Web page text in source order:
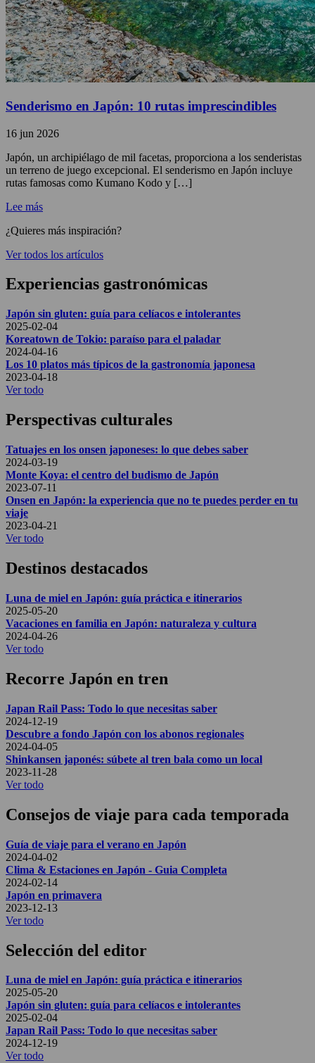
Senderismo en Japón: 10 rutas imprescindibles
16 jun 2026
Japón, un archipiélago de mil facetas, proporciona a los senderistas
un terreno de juego excepcional. El senderismo en Japón incluye
rutas famosas como Kumano Kodo y […]
Lee más
¿Quieres más inspiración?
Ver todos los artículos
Experiencias gastronómicas
Japón sin gluten: guía para celíacos e intolerantes
2025-02-04
Koreatown de Tokio: paraíso para el paladar
2024-04-16
Los 10 platos más típicos de la gastronomía japonesa
2023-04-18
Ver todo
Perspectivas culturales
Tatuajes en los onsen japoneses: lo que debes saber
2024-03-19
Monte Koya: el centro del budismo de Japón
2023-07-11
Onsen en Japón: la experiencia que no te puedes perder en tu
viaje
2023-04-21
Ver todo
Destinos destacados
Luna de miel en Japón: guía práctica e itinerarios
2025-05-20
Vacaciones en familia en Japón: naturaleza y cultura
2024-04-26
Ver todo
Recorre Japón en tren
Japan Rail Pass: Todo lo que necesitas saber
2024-12-19
Descubre a fondo Japón con los abonos regionales
2024-04-05
Shinkansen japonés: súbete al tren bala como un local
2023-11-28
Ver todo
Consejos de viaje para cada temporada
Guía de viaje para el verano en Japón
2024-04-02
Clima & Estaciones en Japón - Guia Completa
2024-02-14
Japón en primavera
2023-12-13
Ver todo
Selección del editor
Luna de miel en Japón: guía práctica e itinerarios
2025-05-20
Japón sin gluten: guía para celíacos e intolerantes
2025-02-04
Japan Rail Pass: Todo lo que necesitas saber
2024-12-19
Ver todo